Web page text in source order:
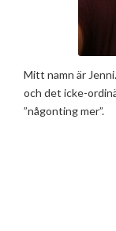
Mitt namn är
och det icke-
”någonting mer”.